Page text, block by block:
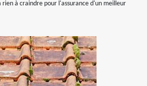
rien à craindre pour l'assurance d'un meilleur